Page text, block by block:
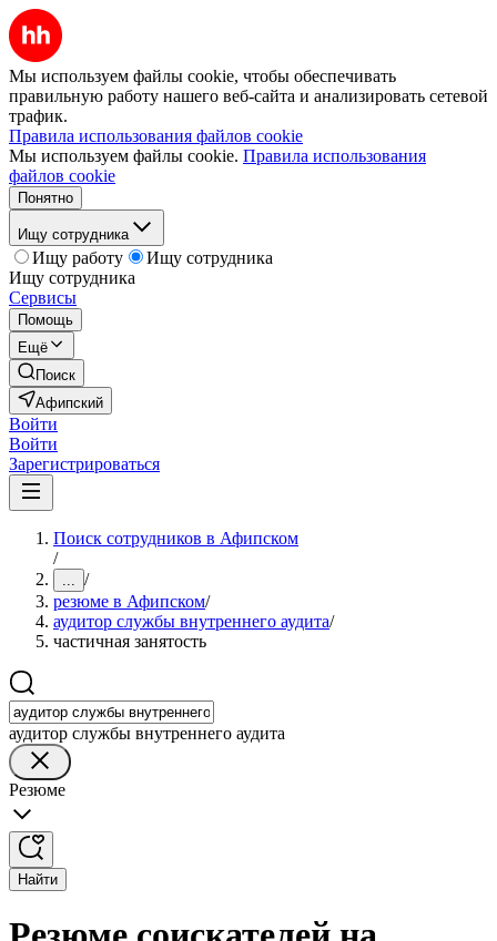
Мы используем файлы cookie, чтобы обеспечивать
правильную работу нашего веб-сайта и анализировать сетевой
трафик.
Правила использования файлов cookie
Мы используем файлы cookie. Правила использования
файлов cookie
Понятно
Ищу сотрудника
Ищу работу
Ищу сотрудника
Ищу сотрудника
Сервисы
Помощь
Ещё
Поиск
Афипский
Войти
Войти
Зарегистрироваться
Поиск сотрудников в Афипском
/
... /
резюме в Афипском/
аудитор службы внутреннего аудита/
частичная занятость
аудитор службы внутреннего аудита
Резюме
Найти